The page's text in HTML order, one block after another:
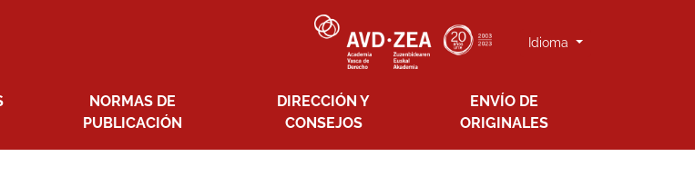
Idioma
NORMAS DE
PUBLICACIÓN
DIRECCIÓN Y
CONSEJOS
ENVÍO DE
ORIGINALES